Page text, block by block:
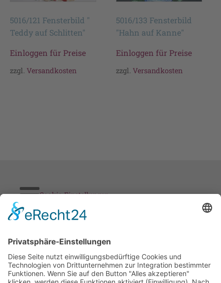
5016/121 Fensterbild "
Teddy auf Schlitten"
Einloggen für Preise
zzgl. Versandkosten
5016/133 Fensterbild
"Hahn auf Kanne"
Einloggen für Preise
zzgl.Versandkosten
Cookie-Einstellungen